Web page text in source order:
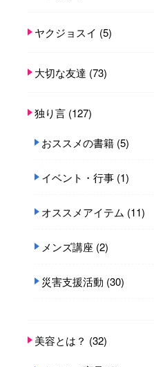
ヤクジョスイ (5)
大切な友達 (73)
独り言 (127)
おススメの書籍 (5)
イベント・行事 (1)
オススメアイテム (11)
メンズ講座 (2)
災害支援活動 (30)
美容とは？ (32)